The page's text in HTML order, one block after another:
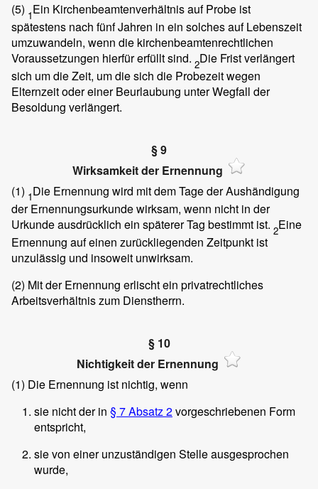
(5) 1Ein Kirchenbeamtenverhältnis auf Probe ist
spätestens nach fünf Jahren in ein solches auf Lebenszeit
umzuwandeln, wenn die kirchenbeamtenrechtlichen
Voraussetzungen hierfür erfüllt sind. 2Die Frist verlängert
sich um die Zeit, um die sich die Probezeit wegen
Elternzeit oder einer Beurlaubung unter Wegfall der
Besoldung verlängert.
§ 9
Wirksamkeit der Ernennung
(1) 1Die Ernennung wird mit dem Tage der Aushändigung
der Ernennungsurkunde wirksam, wenn nicht in der
Urkunde ausdrücklich ein späterer Tag bestimmt ist. 2Eine
Ernennung auf einen zurückliegenden Zeitpunkt ist
unzulässig und insoweit unwirksam.
(2) Mit der Ernennung erlischt ein privatrechtliches
Arbeitsverhältnis zum Dienstherrn.
§ 10
Nichtigkeit der Ernennung
(1) Die Ernennung ist nichtig, wenn
sie nicht der in § 7 Absatz 2vorgeschriebenen Form
entspricht,
sie von einer unzuständigen Stelle ausgesprochen
wurde,